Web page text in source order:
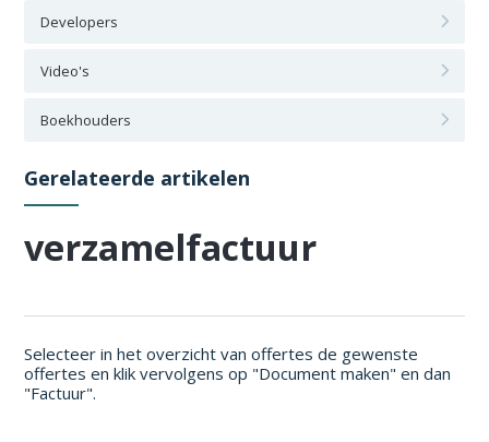
Developers
Video's
Boekhouders
Gerelateerde artikelen
verzamelfactuur
Selecteer in het overzicht van offertes de gewenste
offertes en klik vervolgens op "Document maken" en dan
"Factuur".